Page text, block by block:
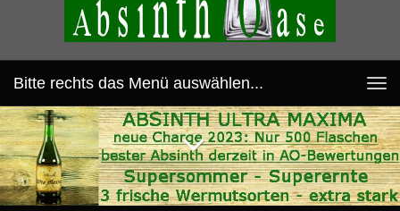
Bitte rechts das Menü auswählen...